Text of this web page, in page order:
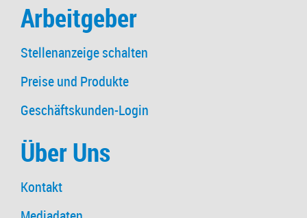
Arbeitgeber
Stellenanzeige schalten
Preise und Produkte
Geschäftskunden-Login
Über Uns
Kontakt